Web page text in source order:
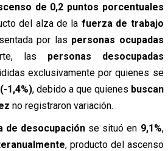
de 0,2 puntos porcentuales
del alza de la fuerza de trabajo
por las personas ocupadas
las personas desocupadas
exclusivamente por quienes se
1,4%), debido a que quienes buscan
no registraron variación.
de desocupación se situó en 9,1%,
, producto del ascenso